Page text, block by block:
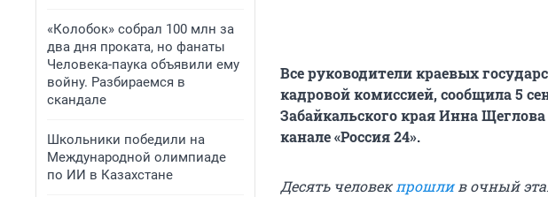
«Колобок» собрал 100 млн за
два дня проката, но фанаты
Человека-паука объявили ему
войну. Разбираемся в
скандале
Школьники победили на
Международной олимпиаде
по ИИ в Казахстане
Все руководители краевых
кадровой комиссией, сообщила 5
Забайкальского края Инна
канале «Россия 24».
Десять человек прошлив очный